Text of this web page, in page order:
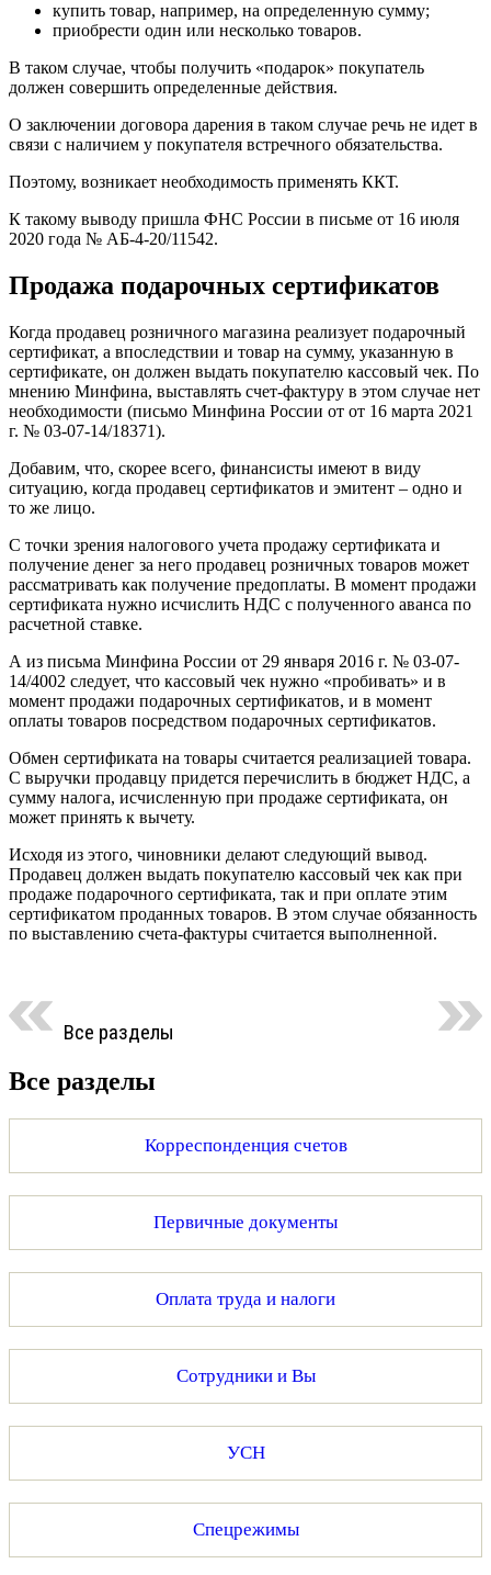
купить товар, например, на определенную сумму;
приобрести один или несколько товаров.
В таком случае, чтобы получить «подарок» покупатель
должен совершить определенные действия.
О заключении договора дарения в таком случае речь не идет в
связи с наличием у покупателя встречного обязательства.
Поэтому, возникает необходимость применять ККТ.
К такому выводу пришла ФНС России в письме от 16 июля
2020 года № АБ-4-20/11542.
Продажа подарочных сертификатов
Когда продавец розничного магазина реализует подарочный
сертификат, а впоследствии и товар на сумму, указанную в
сертификате, он должен выдать покупателю кассовый чек. По
мнению Минфина, выставлять счет-фактуру в этом случае нет
необходимости (письмо Минфина России от от 16 марта 2021
г. № 03-07-14/18371).
Добавим, что, скорее всего, финансисты имеют в виду
ситуацию, когда продавец сертификатов и эмитент – одно и
то же лицо.
С точки зрения налогового учета продажу сертификата и
получение денег за него продавец розничных товаров может
рассматривать как получение предоплаты. В момент продажи
сертификата нужно исчислить НДС с полученного аванса по
расчетной ставке.
А из письма Минфина России от 29 января 2016 г. № 03-07-
14/4002 следует, что кассовый чек нужно «пробивать» и в
момент продажи подарочных сертификатов, и в момент
оплаты товаров посредством подарочных сертификатов.
Обмен сертификата на товары считается реализацией товара.
С выручки продавцу придется перечислить в бюджет НДС, а
сумму налога, исчисленную при продаже сертификата, он
может принять к вычету.
Исходя из этого, чиновники делают следующий вывод.
Продавец должен выдать покупателю кассовый чек как при
продаже подарочного сертификата, так и при оплате этим
сертификатом проданных товаров. В этом случае обязанность
по выставлению счета-фактуры считается выполненной.
Все разделы
Все разделы
Корреспонденция счетов
Первичные документы
Оплата труда и налоги
Сотрудники и Вы
УСН
Спецрежимы